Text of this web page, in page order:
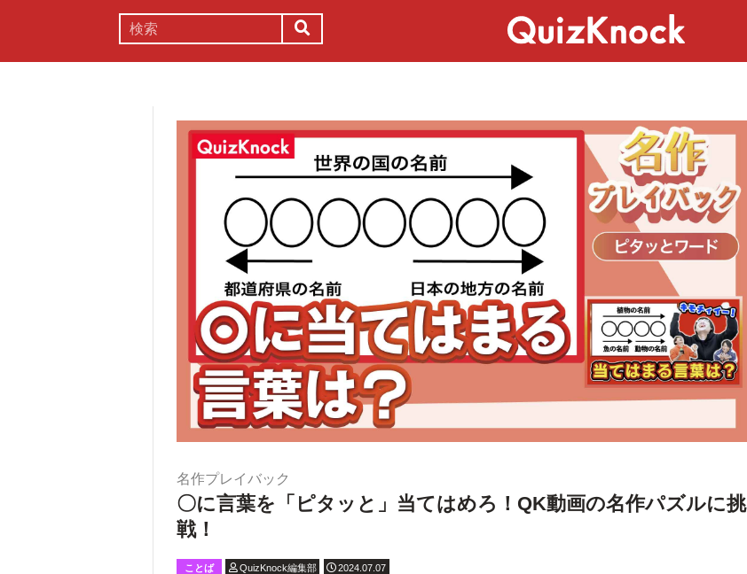
名作プレイバック
〇に言葉を「ピタッと」当てはめろ！QK動画の名作パズルに挑
戦！
ことば QuizKnock編集部 2024.07.07